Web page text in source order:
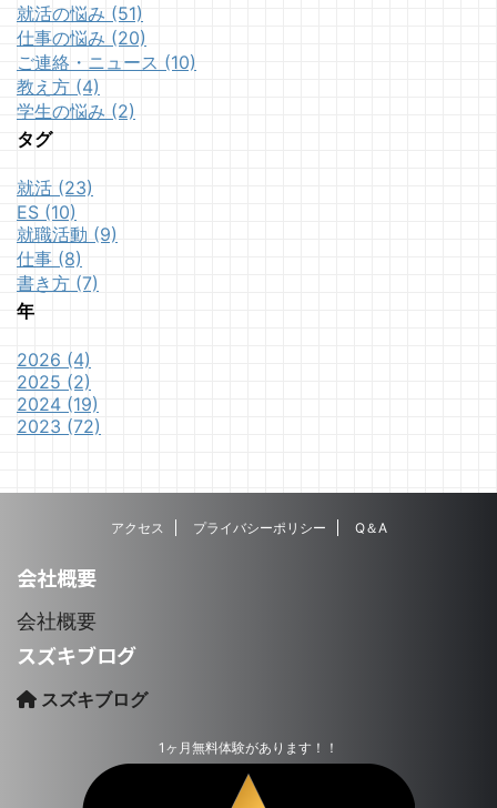
就活の悩み (51)
仕事の悩み (20)
ご連絡・ニュース (10)
教え方 (4)
学生の悩み (2)
タグ
就活 (23)
ES (10)
就職活動 (9)
仕事 (8)
書き方 (7)
年
2026 (4)
2025 (2)
2024 (19)
2023 (72)
アクセス プライバシーポリシー Q＆A
会社概要
会社概要
スズキブログ
スズキブログ
1ヶ月無料体験があります！！